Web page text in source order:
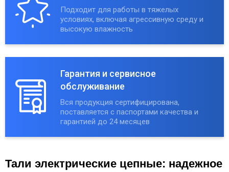
Подходит для работы в тяжелых
условиях, включая агрессивную среду и
высокую влажность
Гарантия и сервисное
обслуживание
Вся продукция сертифицирована,
поставляется с паспортами качества и
гарантией до 24 месяцев
Тали электрические цепные: надежное